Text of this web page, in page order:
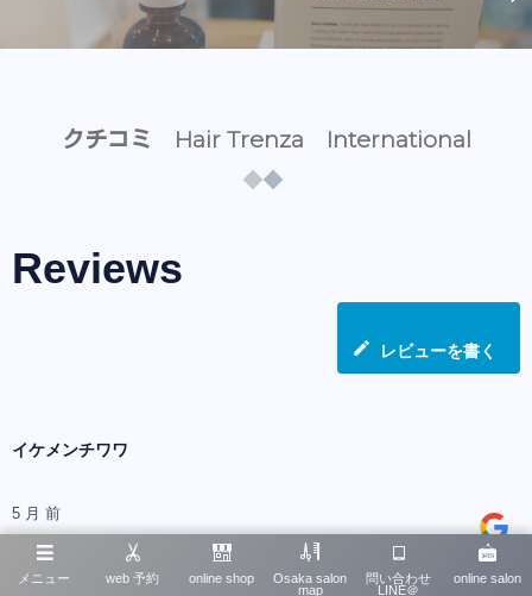
クチコミ Hair Trenza International
Reviews
レビューを書く
イケメンチワワ
5 月 前
メニュー web 予約 online shop
Osaka salon
map
問い合わせ
LINE＠
online salon